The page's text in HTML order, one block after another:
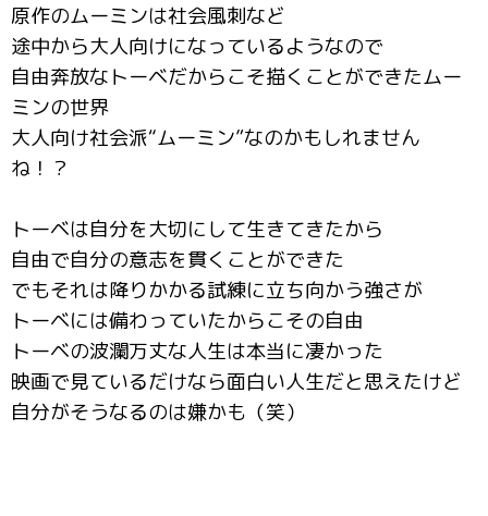
原作のムーミンは社会風刺など
途中から大人向けになっているようなので
自由奔放なトーベだからこそ描くことができたムー
ミンの世界
大人向け社会派“ムーミン”なのかもしれません
ね！？
トーベは自分を大切にして生きてきたから
自由で自分の意志を貫くことができた
でもそれは降りかかる試練に立ち向かう強さが
トーベには備わっていたからこその自由
トーベの波瀾万丈な人生は本当に凄かった
映画で見ているだけなら面白い人生だと思えたけど
自分がそうなるのは嫌かも（笑）